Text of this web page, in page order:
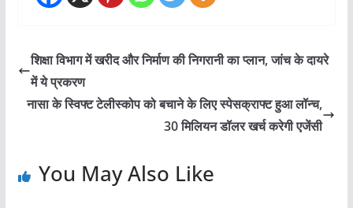
शिक्षा विभाग में खरीद और निर्माण की निगरानी का प्लान, जांच के दायरे
में ये प्रकरण
नासा के स्विफ्ट टेलीस्कोप को बचाने के लिए स्पेसक्राफ्ट हुआ लॉन्च,
30 मिलियन डॉलर खर्च करेगी एजेंसी
You May Also Like